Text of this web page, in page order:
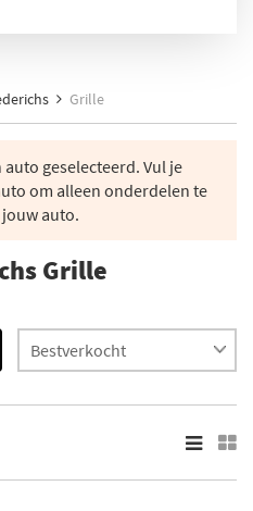
Grille
geselecteerd. Vul je
om alleen onderdelen te
auto.
Grille